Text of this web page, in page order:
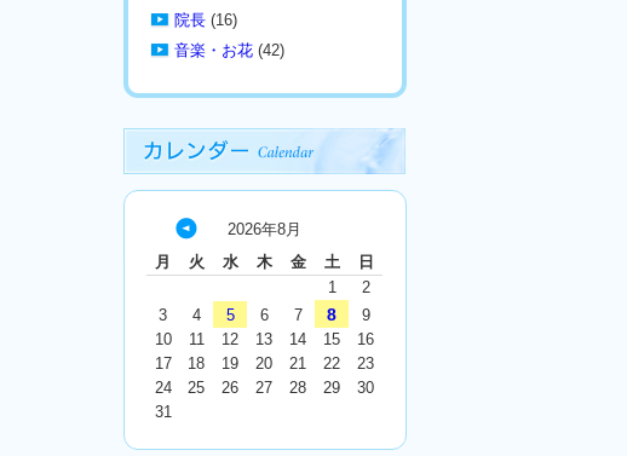
院長 (16)
音楽・お花 (42)
2026年8月
月
火 水 木 金 土 日
« 7
月
1
2
3
4 5 6 7 8
9
10
11 12 13 14 15
16
17
18 19 20 21 22
23
24
25 26 27 28 29
30
31